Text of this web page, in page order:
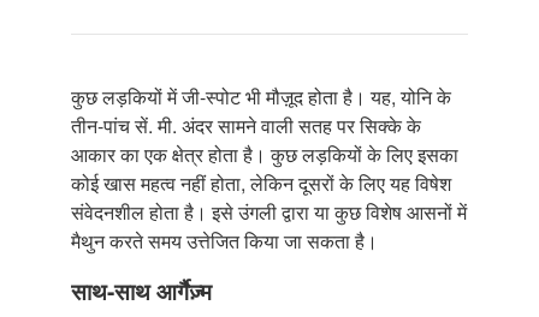
कुछ लड़कियों में जी-स्पोट भी मौज़ूद होता है। यह, योनि के
तीन-पांच सें. मी. अंदर सामने वाली सतह पर सिक्के के
आकार का एक क्षेत्र होता है। कुछ लड़कियों के लिए इसका
कोई खास महत्व नहीं होता, लेकिन दूसरों के लिए यह विषेश
संवेदनशील होता है। इसे उंगली द्वारा या कुछ विशेष आसनों में
मैथुन करते समय उत्तेजित किया जा सकता है।
साथ-साथ आर्गैज़्म